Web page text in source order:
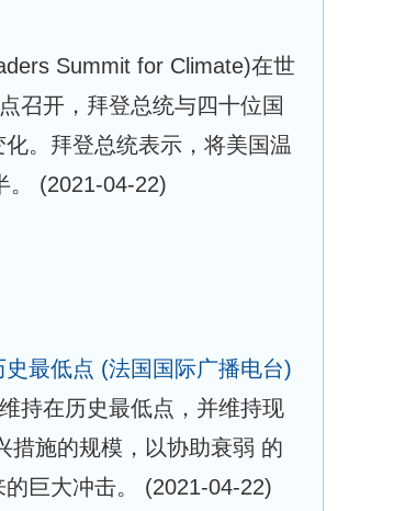
Summit for Climate)在世
召开，拜登总统与四十位国
。拜登总统表示，将美国温
(2021-04-22)
最低点 (法国国际广播电台)
持在历史最低点，并维持现
措施的规模，以协助衰弱 的
巨大冲击。 (2021-04-22)